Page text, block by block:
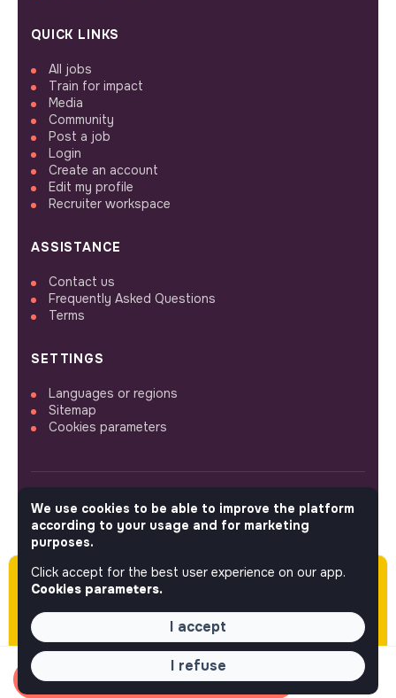
Please note this job was posted over 60 days
ago (06-08-2026) and may or may not have
expired.
Apply
QUICK LINKS
All jobs
Train for impact
Media
Community
Post a job
Login
Create an account
Edit my profile
Recruiter workspace
ASSISTANCE
Contact us
Frequently Asked Questions
Terms
SETTINGS
Languages or regions
Sitemap
Cookies parameters
FOLLOW US
© 2026 jobs that makesense.
We use cookies to be able to improve the platform
according to your usage and for marketing
purposes.
Click accept for the best user experience on our app.
Cookies parameters.
I accept
I refuse